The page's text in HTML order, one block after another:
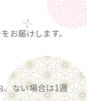
お届けします。
、ない場合は1週